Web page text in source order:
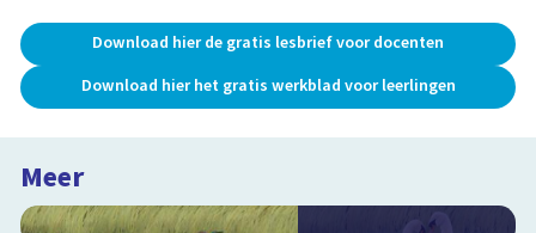
Download hier de gratis lesbrief voor docenten
Download hier het gratis werkblad voor leerlingen
Meer